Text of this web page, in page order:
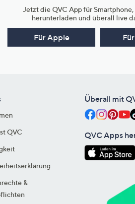
Jetzt die QVC App für Smartphone,
herunterladen und überall live
Für Apple
QVC
&
Überall mit
QVC Apps